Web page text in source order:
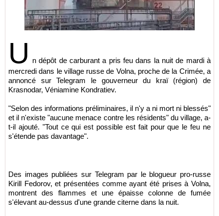
U
n dépôt de carburant a pris feu dans la nuit de mardi à
mercredi dans le village russe de Volna, proche de la Crimée, a
annoncé sur Telegram le gouverneur du kraï (région) de
Krasnodar, Véniamine Kondratiev.
"Selon des informations préliminaires, il n'y a ni mort ni blessés"
et il n'existe "aucune menace contre les résidents" du village, a-
t-il ajouté. "Tout ce qui est possible est fait pour que le feu ne
s'étende pas davantage".
Des images publiées sur Telegram par le blogueur pro-russe
Kirill Fedorov, et présentées comme ayant été prises à Volna,
montrent des flammes et une épaisse colonne de fumée
s'élevant au-dessus d'une grande citerne dans la nuit.